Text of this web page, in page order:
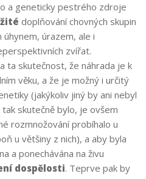
a geneticky pestrého zdroje
doplňování chovných skupin
úrazem, ale i
zvířat.
ta skutečnost, že náhrada je k
věku, a že je možný i určitý
(jakýkoliv jiný by ani nebyl
skutečně bylo, je ovšem
rozmnožování probíhalo u
u většiny z nich), a aby byla
a ponechávána na živu
dospělosti. Teprve pak by